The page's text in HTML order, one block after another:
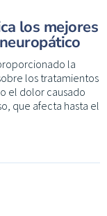
los mejores
la
los tratamientos
el dolor causado
que afecta hasta el